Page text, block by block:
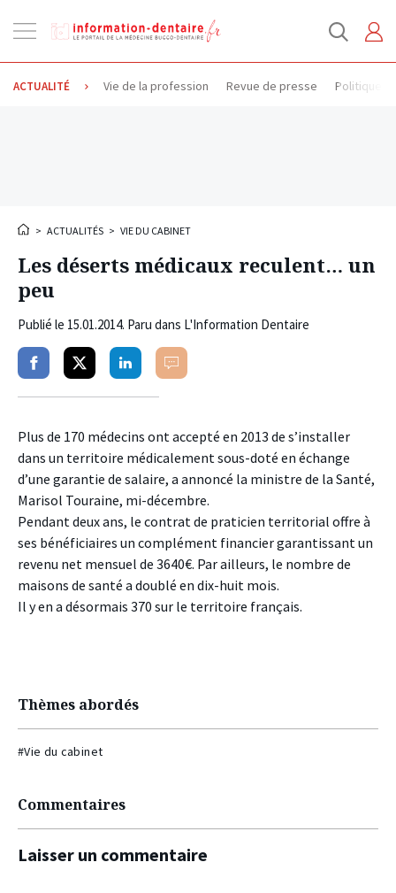
la
navigation
ACTUALITÉ Vie de la profession Revue de presse Politique
> ACTUALITÉS > VIE DU CABINET
Les déserts médicaux reculent… un
peu
Publié le 15.01.2014. Paru dans L'Information Dentaire
PartagerPartagerPartagerCommenter
Plus de 170 médecins ont accepté en 2013 de s’installer
dans un territoire médicalement sous-doté en échange
d’une garantie de salaire, a annoncé la ministre de la Santé,
Marisol Touraine, mi-décembre.
Pendant deux ans, le contrat de praticien territorial offre à
ses bénéficiaires un complément financier garantissant un
revenu net mensuel de 3640€. Par ailleurs, le nombre de
maisons de santé a doublé en dix-huit mois.
Il y en a désormais 370 sur le territoire français.
Thèmes abordés
#Vie du cabinet
Commentaires
Laisser un commentaire